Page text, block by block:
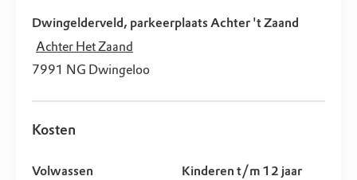
Dwingelderveld, parkeerplaats Achter 't Zaand
Achter Het Zaand
7991 NG Dwingeloo
Kosten
Volwassen
Kinderen t/m 12 jaar